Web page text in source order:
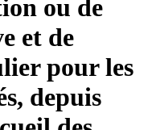
ou de
et de
pour les
depuis